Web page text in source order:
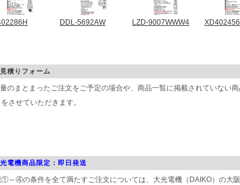
DDL-5692AW LZD-9007WWW4 XD402456
積りフォーム
のまとまったご注文をご予定の場合や、商品一覧に掲載されていない
させていただきます。
電機商品限定：即日発送
～④の条件を全て満たすご注文については、大光電機（DAIKO）の大阪